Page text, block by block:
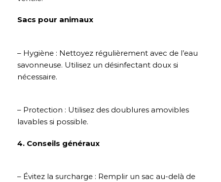
Sacs pour animaux
– Hygiène : Nettoyez régulièrement avec de l’eau
savonneuse. Utilisez un désinfectant doux si
nécessaire.
– Protection : Utilisez des doublures amovibles
lavables si possible.
4. Conseils généraux
– Évitez la surcharge : Remplir un sac au-delà de